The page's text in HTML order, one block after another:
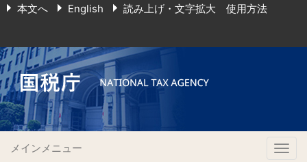
本文へ English 読み上げ・文字拡大 使用方法
メインメニュー